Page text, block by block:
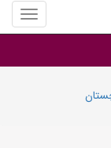
منوی
سایت
عسل